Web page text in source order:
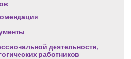
деятельности,
работников